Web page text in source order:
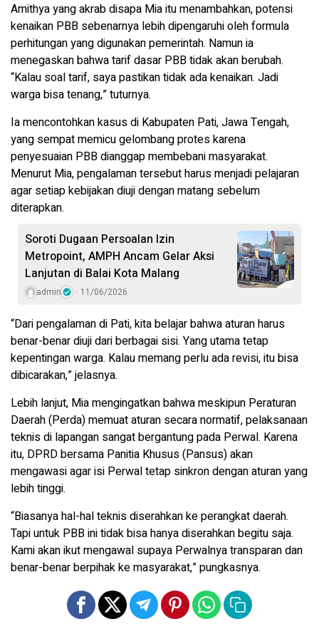
Amithya yang akrab disapa Mia itu menambahkan, potensi
kenaikan PBB sebenarnya lebih dipengaruhi oleh formula
perhitungan yang digunakan pemerintah. Namun ia
menegaskan bahwa tarif dasar PBB tidak akan berubah.
“Kalau soal tarif, saya pastikan tidak ada kenaikan. Jadi
warga bisa tenang,” tuturnya.
Ia mencontohkan kasus di Kabupaten Pati, Jawa Tengah,
yang sempat memicu gelombang protes karena
penyesuaian PBB dianggap membebani masyarakat.
Menurut Mia, pengalaman tersebut harus menjadi pelajaran
agar setiap kebijakan diuji dengan matang sebelum
diterapkan.
Soroti Dugaan Persoalan Izin
Metropoint, AMPH Ancam Gelar Aksi
Lanjutan di Balai Kota Malang
admin 11/06/2026
“Dari pengalaman di Pati, kita belajar bahwa aturan harus
benar-benar diuji dari berbagai sisi. Yang utama tetap
kepentingan warga. Kalau memang perlu ada revisi, itu bisa
dibicarakan,” jelasnya.
Lebih lanjut, Mia mengingatkan bahwa meskipun Peraturan
Daerah (Perda) memuat aturan secara normatif, pelaksanaan
teknis di lapangan sangat bergantung pada Perwal. Karena
itu, DPRD bersama Panitia Khusus (Pansus) akan
mengawasi agar isi Perwal tetap sinkron dengan aturan yang
lebih tinggi.
“Biasanya hal-hal teknis diserahkan ke perangkat daerah.
Tapi untuk PBB ini tidak bisa hanya diserahkan begitu saja.
Kami akan ikut mengawal supaya Perwalnya transparan dan
benar-benar berpihak ke masyarakat,” pungkasnya.